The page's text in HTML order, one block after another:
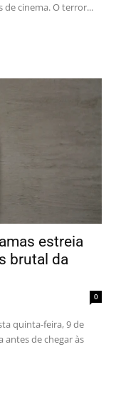
de cinema. O terror...
estreia
brutal da
0
quinta-feira, 9 de
antes de chegar às